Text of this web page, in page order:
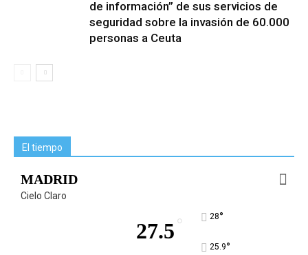
de información” de sus servicios de
seguridad sobre la invasión de 60.000
personas a Ceuta
El tiempo
MADRID
Cielo Claro
27.5 ° 28°
25.9°